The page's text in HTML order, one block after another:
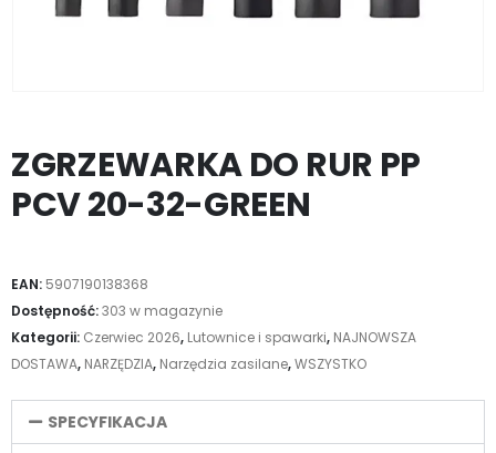
ZGRZEWARKA DO RUR PP
PCV 20-32-GREEN
EAN: 5907190138368
Dostępność:303 w magazynie
Kategorii: Czerwiec 2026, Lutownice i spawarki, NAJNOWSZA
DOSTAWA, NARZĘDZIA, Narzędzia zasilane,WSZYSTKO
SPECYFIKACJA